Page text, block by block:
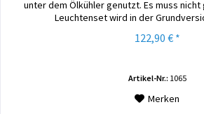
unter dem Ölkühler genutzt. Es muss
Leuchtenset wird in der
122,90 € *
Artikel-Nr.: 1065
Merken